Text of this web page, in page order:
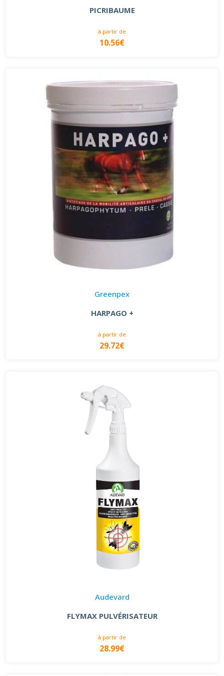
PICRIBAUME
à partir de
10.56€
Greenpex
HARPAGO +
à partir de
29.72€
Audevard
FLYMAX PULVÉRISATEUR
à partir de
28.99€